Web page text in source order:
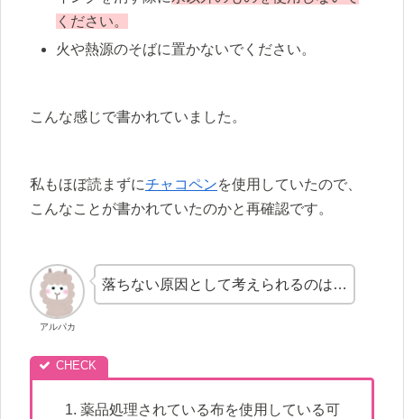
ください。
火や熱源のそばに置かないでください。
こんな感じで書かれていました。
私もほぼ読まずにチャコペンを使用していたので、
こんなことが書かれていたのかと再確認です。
アルパカ
落ちない原因として考えられるのは…
薬品処理されている布を使用している可